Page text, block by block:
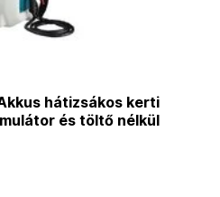
hátizsákos kerti
és töltő nélkül